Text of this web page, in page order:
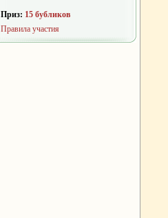
Приз: 15 бубликов
Правила участия